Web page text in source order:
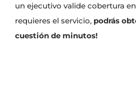
un ejecutivo valide cobertura
requieres el servicio, podrás
cuestión de minutos!